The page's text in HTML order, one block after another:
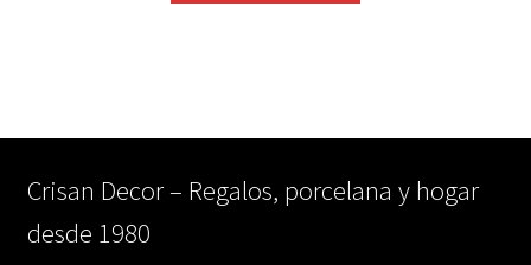
Crisan Decor – Regalos, porcelana y hogar
desde 1980